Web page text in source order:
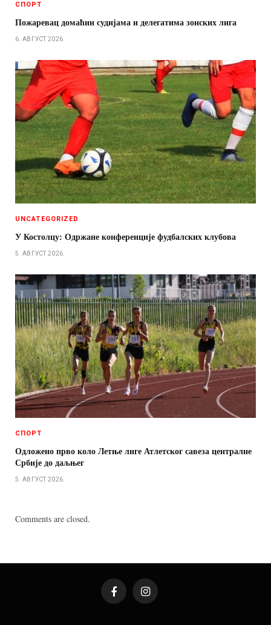
СПОРТ
Пожаревац домаћин судијама и делегатима зонских лига
6. АВГУСТ 2026.
UNCATEGORIZED
У Костолцу: Одржане конференције фудбалских клубова
5. АВГУСТ 2026.
СПОРТ
Одложено прво коло Летње лиге Атлетског савеза централне
Србије до даљњег
5. АВГУСТ 2026.
Comments are closed.
FacebookInstagram